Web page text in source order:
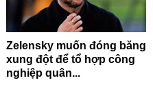
Zelensky muốn đóng băng
xung đột để tổ hợp công
nghiệp quân...